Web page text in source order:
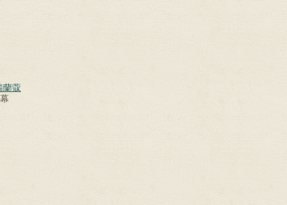
蘭蔻